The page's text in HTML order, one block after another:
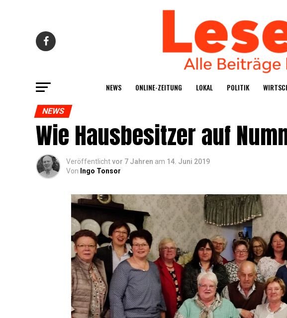
NEWS ONLINE-ZEI­TUNG LOKAL POLI­TIK
NEWS
Wie Haus­be­sit­zer auf
Veröffentlichtvor 7 Jahren am 14. Juni 2019
Von Ingo Tonsor